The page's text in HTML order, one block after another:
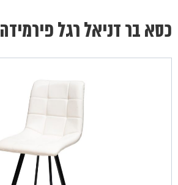
כסא בר דניאל רגל פירמידה